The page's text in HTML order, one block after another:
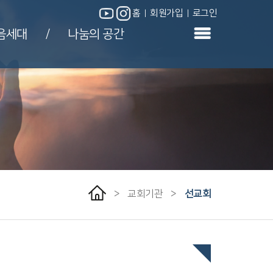
홈 회원가입 로그인
세대 / 나눔의 공간
> 교회기관 > 선교회